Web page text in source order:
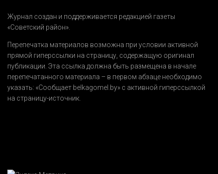
Журнал создан и поддерживается редакцией газеты
«Советский район».
Перепечатка материалов возможна при условии активной
прямой гиперссылки на страницу, содержащую оригинал
публикации. Эта ссылка должна быть размещена в начале
перепечатанного материала – в первом абзаце необходимо
указать: «Сообщает belkagomel.by» с активной гиперссылкой
на страницу-источник.